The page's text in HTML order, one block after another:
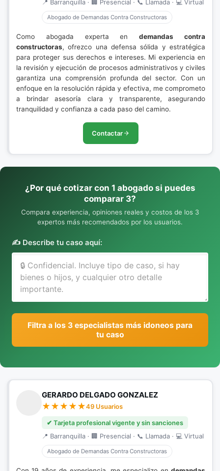
📍 Barranquilla · 🏢 Presencial · 📞 Llamada · 💻 Virtual
Abogado de Demandas Contra Constructoras
Como abogada experta endemandas contra
constructoras, ofrezco una defensa sólida y estratégica
para proteger sus derechos e intereses. Mi experiencia en
la revisión y ejecución de procesos administrativos y civiles
garantiza una comprensión profunda del sector. Con un
enfoque en la resolución rápida y efectiva, me comprometo
a brindar asesoría clara y transparente, asegurando
tranquilidad y confianza a cada paso del camino.
Contactar
¿Por qué cotizar con 1 abogado si puedes
comparar 3?
Compara experiencia, opiniones reales y costos de los 3
expertos más recomendados por los usuarios.
✍️ Describe tu caso aquí:
Filtra a los 3 especialistas más idoneos para
tu caso
GERARDO DELGADO GONZALEZ
49 Usuarios
✔ Tarjeta profesional vigente y sin sanciones
📍 Barranquilla · 🏢 Presencial · 📞 Llamada · 💻 Virtual
Abogado de Demandas Contra Constructoras